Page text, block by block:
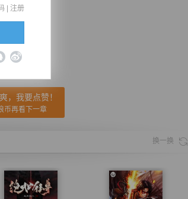
键→）
，我要点赞！
币再看下一章
换一换
| 注册